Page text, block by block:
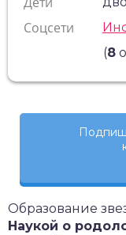
Соцсети
(8
Образование
Наукой о